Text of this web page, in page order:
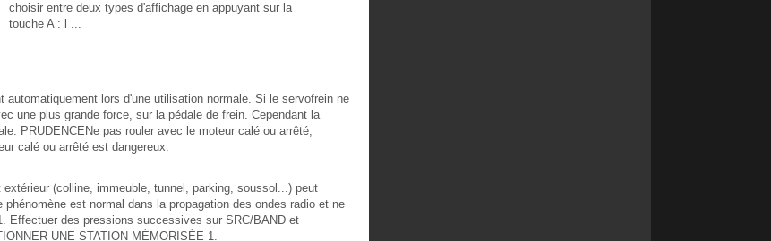
choisir entre deux types d'affichage en appuyant sur la
touche A : l ...
lors d'une utilisation normale. Si le servofrein ne
une plus grande force, sur la pédale de frein. Cependant la
PRUDENCENe pas rouler avec le moteur calé ou arrêté;
calé ou arrêté est dangereux.
(colline, immeuble, tunnel, parking, soussol...) peut
est normal dans la propagation des ondes radio et ne
Effectuer des pressions successives sur SRC/BAND et
UNE STATION MÉMORISÉE 1.